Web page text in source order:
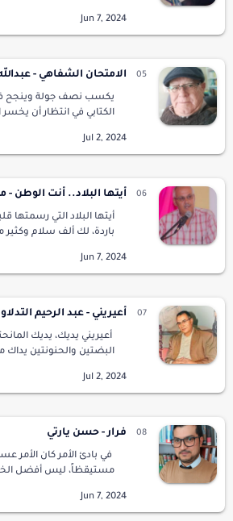
بالعرس، تماسكي ، هيا لا
الزخارف والماس…
الامتحان الشفاهي -
يكسب نصف جولة وينجح في
الأمي…
أيتها البلاد.. أنت الوطن
أيتها البلاد التي رسمتها
باردة، لك ألف سلام
خجولا وراء الجبال حكايا
أعيريني - عبد الرحيم
أعيريني يديك، يديك
البضتين والحنونتين يداك
إسفينا، ولا يسل من الجرح
فرار - حسن يارتي
في بادئ الأمر كان الأمر
مستيقظاً، ليس أفضل
المسائية.لم تكن لدي